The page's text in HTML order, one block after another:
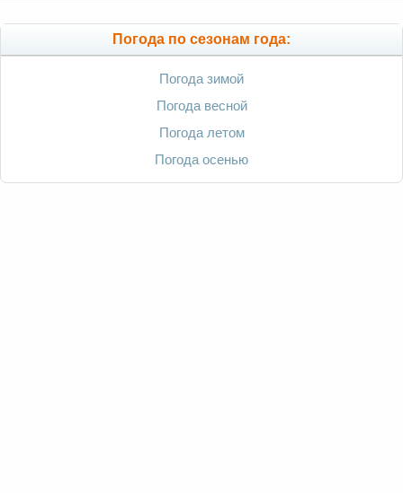
Погода по сезонам года:
Погода зимой
Погода весной
Погода летом
Погода осенью